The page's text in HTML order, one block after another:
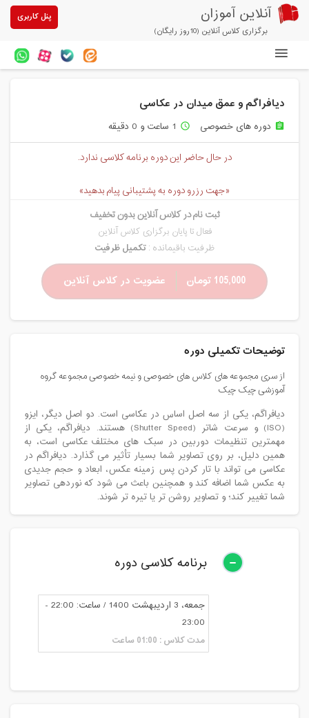
آنلاین آموزان
برگزاری کلاس آنلاین (10روز رایگان)
پنل کاربری
آزمون های آنلاین
خرید سرویس کلاس آنلاین
پیشنهادهای ویژه
تخفیفهای مشارکتی
درباره ما
دیافراگم و عمق میدان در عکاسی
assignment دوره های خصوصی access_time 1 ساعت و 0 دقیقه
در حال حاضر این دوره برنامه کلاسی ندارد.
«جهت رزرو دوره به پشتیبانی پیام بدهید»
ثبت نام در کلاس آنلاین بدون تخفیف
فعال تا پایان برگزاری کلاس آنلاین
ظرفیت باقیمانده :تکمیل ظرفیت
105,000 تومان عضویت در کلاس آنلاین
توضیحات تکمیلی دوره
از سری مجموعه های کلاس های خصوصی و نیمه خصوصی مجموعه گروه
آموزشی چیک چیک
دیافراگم، یکی از سه اصل اساس در عکاسی است. دو اصل دیگر، ایزو
(ISO) و سرعت شاتر (Shutter Speed) ​​هستند. دیافراگم، یکی از
مهمترین تنظیمات دوربین در سبک های مختلف عکاسی است، به
همین دلیل، بر روی تصاویر شما بسیار تأثیر می گذارد. دیافراگم در
عکاسی می تواند با تار کردن پس زمینه عکس، ابعاد و حجم جدیدی
به عکس شما اضافه کند و همچنین باعث می شود که نوردهی تصاویر
شما تغییر کند؛ و تصاویر روشن تر یا تیره تر شوند.
برنامه کلاسی دوره
جمعه، 3 اردیبهشت 1400 / ساعت: 22:00 -
23:00
مدت کلاس : 01:00 ساعت